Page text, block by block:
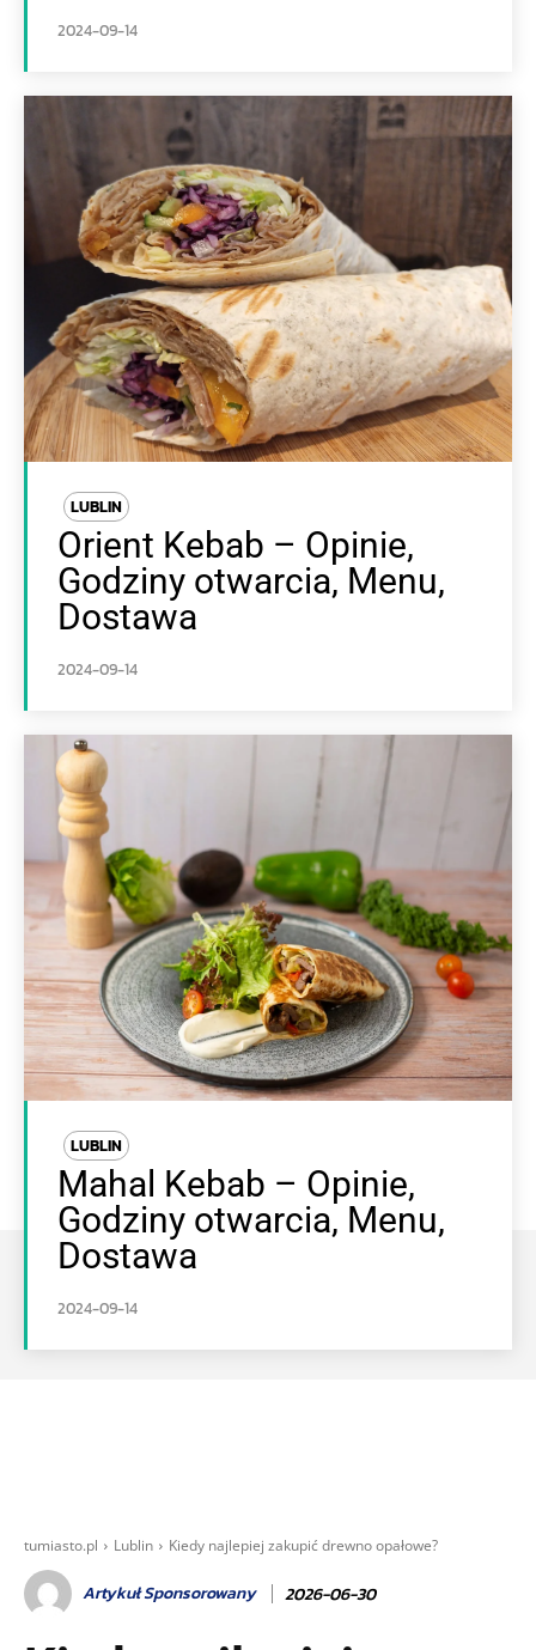
2024-09-14
LUBLIN
Orient Kebab – Opinie,
Godziny otwarcia, Menu,
Dostawa
2024-09-14
LUBLIN
Mahal Kebab – Opinie,
Godziny otwarcia, Menu,
Dostawa
2024-09-14